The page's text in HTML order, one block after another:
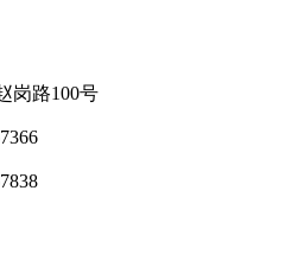
岗路100号